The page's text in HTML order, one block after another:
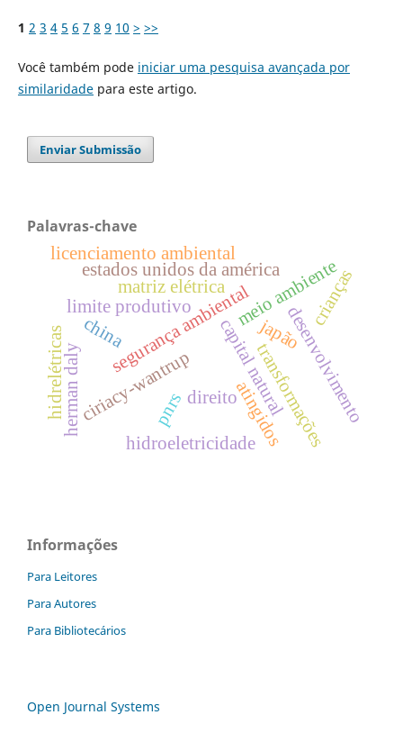
1 2 3 4 5 6 7 8 9 10 > >>
Você também pode iniciar uma pesquisa avançada por
similaridadepara este artigo.
Enviar Submissão
Palavras-chave
ciriacy-wantrup
herman daly
segurança ambiental
limite produtivo
capital natural
meio ambiente
estados unidos da américa
japão
licenciamento ambiental
atingidosdesenvolvimento
direito
hidrelétricas pnrs
matriz elétrica
hidroeletricidade
china
transformações
crianças
Informações
Para Leitores
Para Autores
Para Bibliotecários
Open Journal Systems